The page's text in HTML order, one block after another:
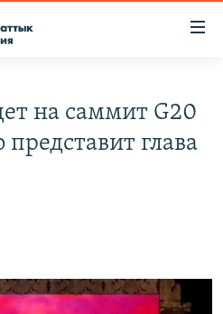
на саммит G20
глава